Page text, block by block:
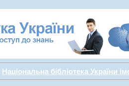
Національна бібліотека України